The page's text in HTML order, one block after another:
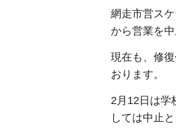
網走市営ス
から営業を中
現在も、修
おります。
2月12日は学
しては中止